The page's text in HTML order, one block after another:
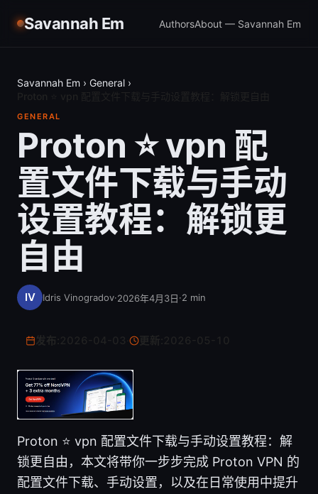
Savannah Em AuthorsAbout — Savannah Em
Savannah Em › General ›
GENERAL
Proton ⭐ vpn 配
置文件下载与手动
设置教程：解锁更
自由
Idris Vinogradov·2026年4月3日·2 min
更新:
Proton ⭐ vpn 配置文件下载与手动设置教程：解
锁更自由，本文将带你一步步完成 Proton VPN 的
配置文件下载、手动设置，以及在日常使用中提升